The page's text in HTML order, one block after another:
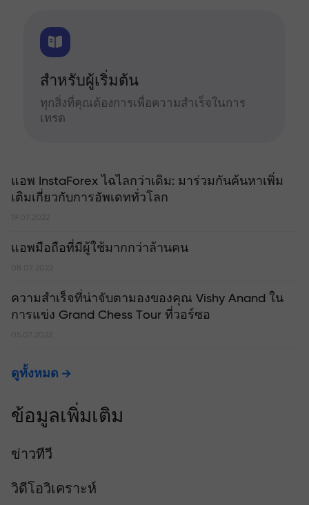
สำหรับผู้เริ่มต้น
ทุกสิ่งที่คุณต้องการเพื่อความสำเร็จในการ
เทรด
แอพ InstaForex ไฉไลกว่าเดิม: มาร่วมกันค้นหาเพิ่ม
เติมเกี่ยวกับการอัพเดททั่วโลก
19.07.2022
แอพมือถือที่มีผู้ใช้มากกว่าล้านคน
08.07.2022
ความสำเร็จที่น่าจับตามองของคุณ Vishy Anand ใน
การแข่ง Grand Chess Tour ที่วอร์ซอ
ดูทั้งหมด
ข้อมูลเพิ่มเติม
ข่าวทีวี
วิดีโอวิเคราะห์